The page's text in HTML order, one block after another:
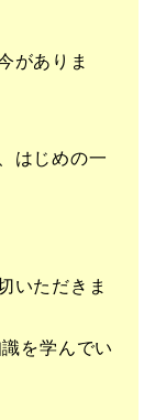
がありま
はじめの一
いただきま
を学んでい